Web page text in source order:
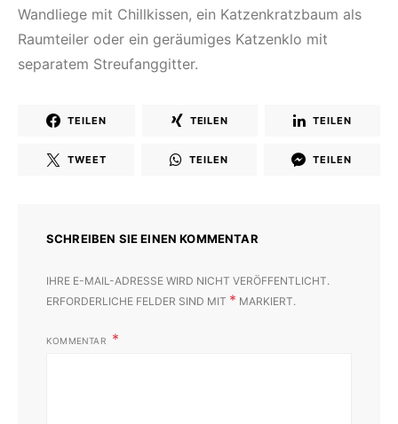
Wandliege mit Chillkissen, ein Katzenkratzbaum als
Raumteiler oder ein geräumiges Katzenklo mit
separatem Streufanggitter.
TEILEN TEILEN TEILEN
TWEET TEILEN TEILEN
SCHREIBEN SIE EINEN KOMMENTAR
IHRE E-MAIL-ADRESSE WIRD NICHT VERÖFFENTLICHT.
ERFORDERLICHE FELDER SIND MIT * MARKIERT.
KOMMENTAR